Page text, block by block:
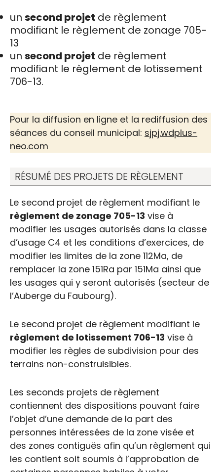
un second projet de règlement
modifiant le règlement de zonage 705-
13
un second projet de règlement
modifiant le règlement de lotissement
706-13.
Pour la diffusion en ligne et la rediffusion des
séances du conseil municipal: sjpj.wdplus-
neo.com
RÉSUMÉ DES PROJETS DE RÈGLEMENT
Le second projet de règlement modifiant le
règlement de zonage 705-13 vise à
modifier les usages autorisés dans la classe
d’usage C4 et les conditions d’exercices, de
modifier les limites de la zone 112Ma, de
remplacer la zone 151Ra par 151Ma ainsi que
les usages qui y seront autorisés (secteur de
l’Auberge du Faubourg).
Le second projet de règlement modifiant le
règlement de lotissement 706-13 vise à
modifier les règles de subdivision pour des
terrains non-construisibles.
Les seconds projets de règlement
contiennent des dispositions pouvant faire
l’objet d’une demande de la part des
personnes intéressées de la zone visée et
des zones contiguës afin qu’un règlement qui
les contient soit soumis à l’approbation de